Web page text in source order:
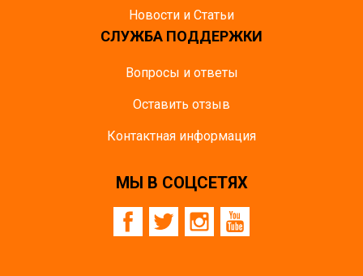
Новости и Статьи
СЛУЖБА ПОДДЕРЖКИ
Вопросы и ответы
Оставить отзыв
Контактная информация
МЫ В СОЦСЕТЯХ